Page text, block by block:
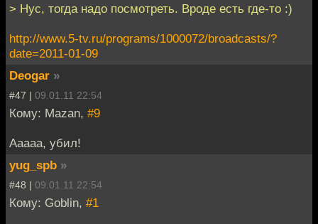
> Нус, тогда надо посмотреть. Вроде есть где-то :)
http://www.5-tv.ru/programs/1000072/broadcasts/?
date=2011-01-09
Deogar »
#47 | 09.01.11 22:54
Кому: Mazan, #9
Ааааа, убил!
yug_spb »
#48 | 09.01.11 22:54
Кому: Goblin, #1